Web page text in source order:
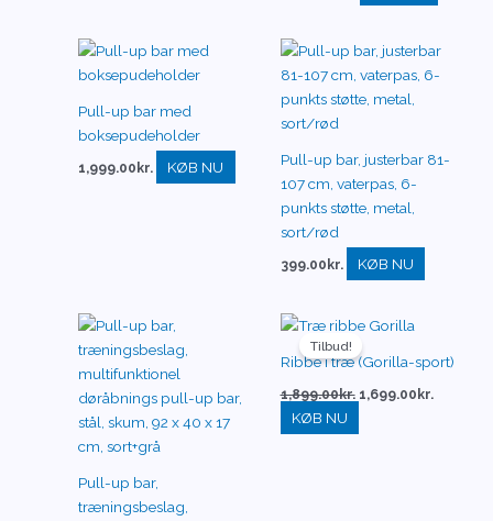
Pull-up bar med
boksepudeholder
1,999.00 kr. KØB NU
Pull-up bar, justerbar 81-
107 cm, vaterpas, 6-
punkts støtte, metal,
sort/rød
399.00 kr. KØB NU
Pull-up bar,
træningsbeslag,
Tilbud!
Ribbe i træ (Gorilla-sport)
1,899.00kr.
Den
pris
var:
1,899.00kr..
1,699.00 kr.
pris
er:
KØB NU